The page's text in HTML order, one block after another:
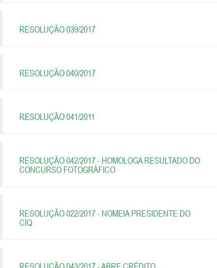
RESOLUÇÃO 039/2017
RESOLUÇÃO 040/2017
RESOLUÇÃO 041/2011
RESOLUÇÃO 042/2017 - HOMOLOGA RESULTADO DO
CONCURSO FOTOGRÁFICO
RESOLUÇÃO 022/2017 - NOMEIA PRESIDENTE DO
CIQ